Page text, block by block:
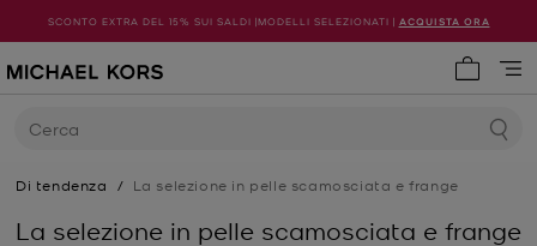
SCONTO EXTRA DEL 15% SUI SALDI |MODELLI SELEZIONATI | ACQUISTA ORA
Cerca
Di tendenza / La selezione in pelle scamosciata e frange
La selezione in pelle scamosciata e frange